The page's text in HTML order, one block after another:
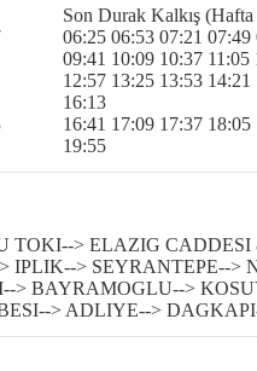
Son Durak Kalkış
06:25 06:53 07:21
09:41 10:09 10:37 11:05
12:57 13:25 13:53
16:13
16:41 17:09 17:37
19:55
TOKI--> ELAZIG CADDESI
> SEYRANTEPE-->
> BAYRAMOGLU-->
> ADLIYE-->